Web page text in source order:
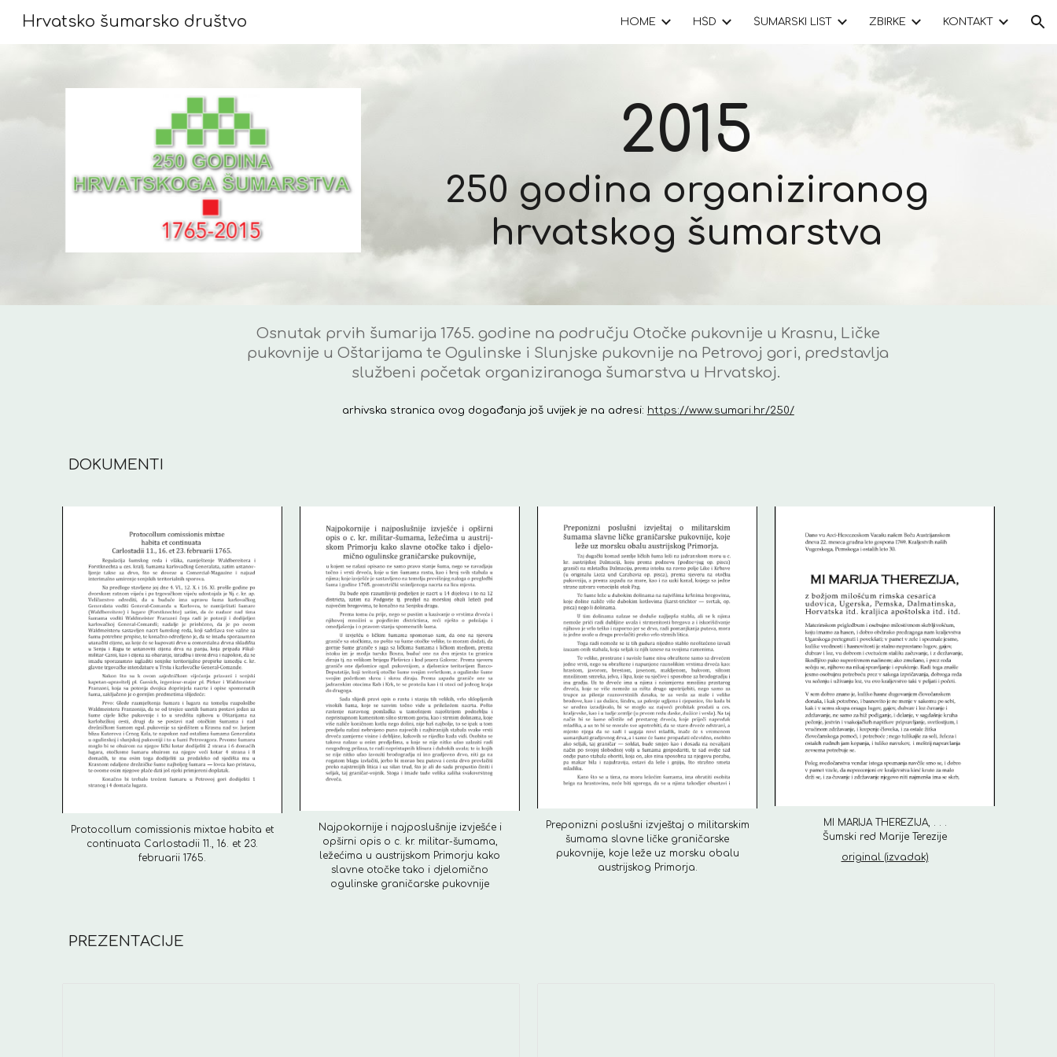
Skip to navigation
Hrvatsko šumarsko društvo HOME HŠD ŠUMARSKI LIST ZBIRKE KONTAKT
2015
250 godina organiziranog
hrvatskog šumarstva
Osnutak prvih šumarija 1765. godine na području Otočke pukovnije u Krasnu, Ličke
pukovnije u Oštarijama te Ogulinske i Slunjske pukovnije na Petrovoj gori, predstavlja
službeni početak organiziranoga šumarstva u Hrvatskoj.
arhivska stranica ovog događanja još uvijek je na adresi: https://www.sumari.hr/250/
DOKUMENTI
Protocollum comissionis mixtae habita et
continuata Carlostadii 11., 16. et 23.
februarii 1765.
Najpokornije i najposlušnije izvješće i
opširni opis o c. kr. militar-šumama,
ležećima u austrijskom Primorju kako
slavne otočke tako i djelomično
ogulinske graničarske pukovnije
Preponizni poslušni izvještaj o militarskim
šumama slavne ličke graničarske
pukovnije, koje leže uz morsku obalu
austrijskog Primorja.
MI MARIJA THEREZIJA, . . .
Šumski red Marije Terezije
original (izvadak)
PREZENTACIJE